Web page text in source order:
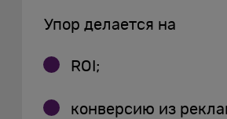
Упор делается на
ROI;
конверсию из